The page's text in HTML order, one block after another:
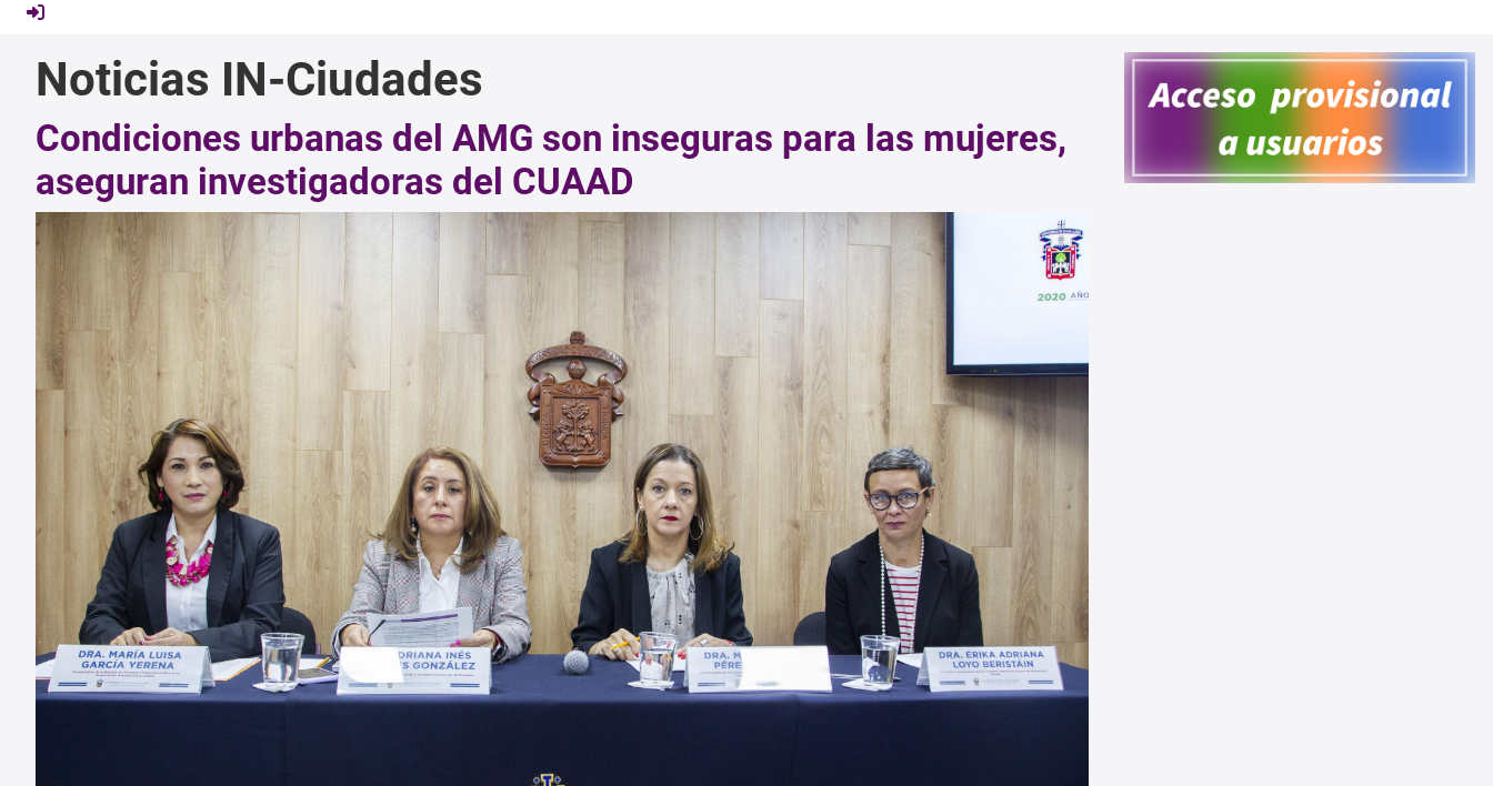
Noticias IN-Ciudades
Condiciones urbanas del AMG son inseguras para las mujeres,
aseguran investigadoras del CUAAD